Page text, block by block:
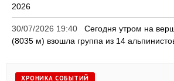
2026
30/07/2026 19:40
Сегодня утром на
(8035 м) взошла группа из 14
ХРОНИКА СОБЫТИЙ